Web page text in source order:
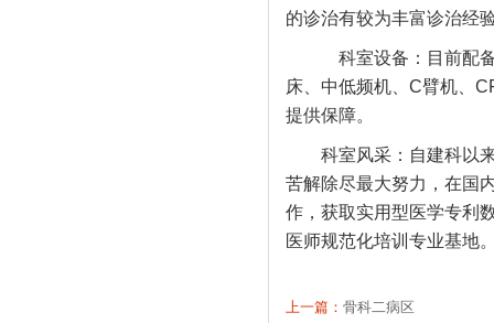
的诊治有较为丰富诊治经
科室设备：目前配
床、中低频机、 C臂机、
提供保障。
科室风采：自建科以
苦解除尽最大努力，在国
作，获取实用型医学专利
医师规范化培训专业基地
上一篇： 骨科二病区